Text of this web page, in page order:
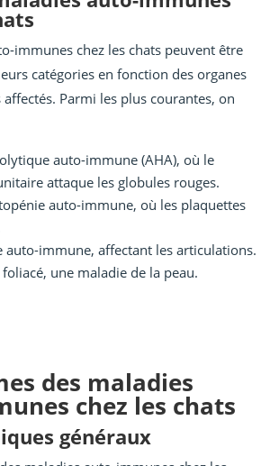
immunes chez les chats peuvent être
catégories en fonction des organes
Parmi les plus courantes, on
auto-immune (AHA), où le
attaque les globules rouges.
auto-immune, où les plaquettes
auto-immune, affectant les articulations.
une maladie de la peau.
des maladies
chez les chats
généraux